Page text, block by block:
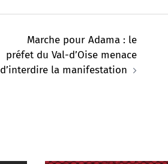
Marche pour Adama : le
préfet du Val-d’Oise menace
d’interdire la manifestation